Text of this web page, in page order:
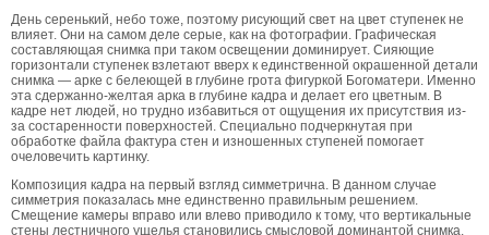
День серенький, небо тоже, поэтому рисующий свет на цвет ступенек не
влияет. Они на самом деле серые, как на фотографии. Графическая
составляющая снимка при таком освещении доминирует. Сияющие
горизонтали ступенек взлетают вверх к единственной окрашенной детали
снимка — арке с белеющей в глубине грота фигуркой Богоматери. Именно
эта сдержанно-желтая арка в глубине кадра и делает его цветным. В
кадре нет людей, но трудно избавиться от ощущения их присутствия из-
за состаренности поверхностей. Специально подчеркнутая при
обработке файла фактура стен и изношенных ступеней помогает
очеловечить картинку.
Композиция кадра на первый взгляд симметрична. В данном случае
симметрия показалась мне единственно правильным решением.
Смещение камеры вправо или влево приводило к тому, что вертикальные
стены лестничного ущелья становились смысловой доминантой снимка.